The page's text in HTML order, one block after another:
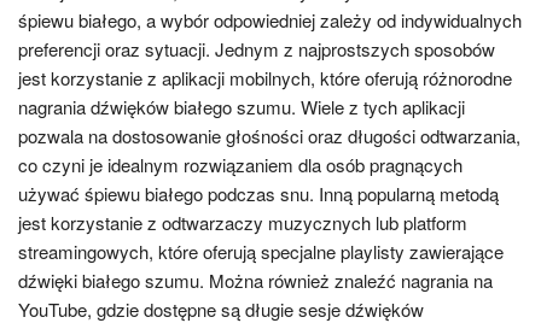
śpiewu białego, a wybór odpowiedniej zależy od indywidualnych
preferencji oraz sytuacji. Jednym z najprostszych sposobów
jest korzystanie z aplikacji mobilnych, które oferują różnorodne
nagrania dźwięków białego szumu. Wiele z tych aplikacji
pozwala na dostosowanie głośności oraz długości odtwarzania,
co czyni je idealnym rozwiązaniem dla osób pragnących
używać śpiewu białego podczas snu. Inną popularną metodą
jest korzystanie z odtwarzaczy muzycznych lub platform
streamingowych, które oferują specjalne playlisty zawierające
dźwięki białego szumu. Można również znaleźć nagrania na
YouTube, gdzie dostępne są długie sesje dźwięków